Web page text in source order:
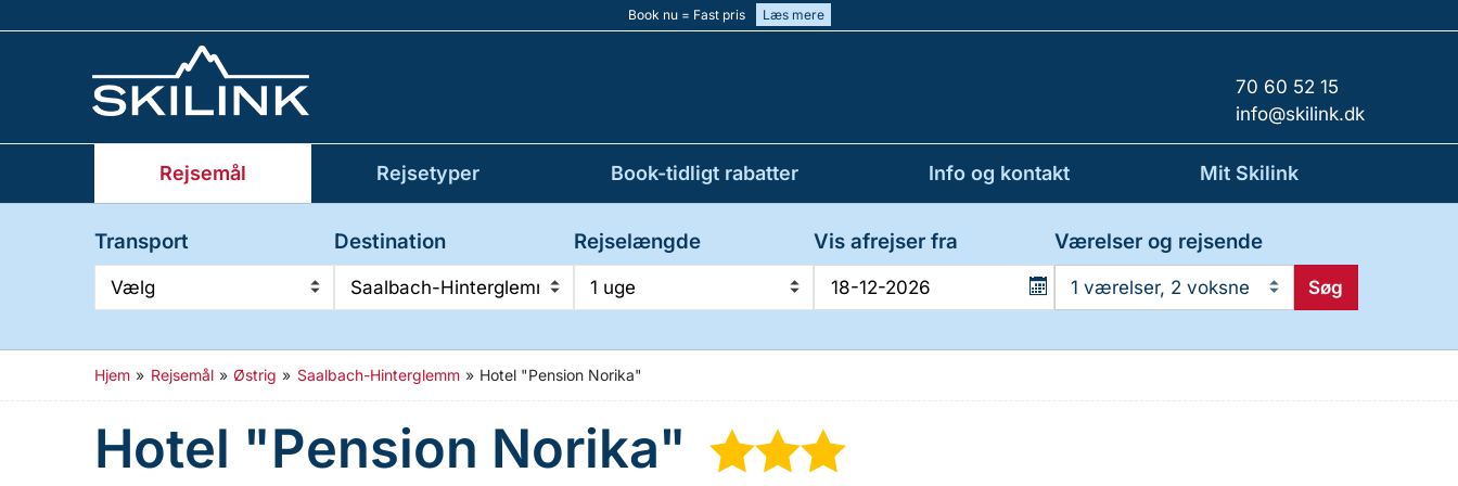
Book nu = Fast pris Læs mere
70 60 52 15
info@skilink.dk
Rejsemål Rejsetyper Book-tidligt rabatter Info og kontakt Mit Skilink
Transport
Vælg
Destination
Saalbach-Hinterglemm
Rejselængde
1 uge
Vis afrejser fra Værelser og rejsende
1 værelser, 2 voksne Søg
Hjem » Rejsemål » Østrig » Saalbach-Hinterglemm » Hotel "Pension Norika"
Hotel "Pension Norika" ★★★